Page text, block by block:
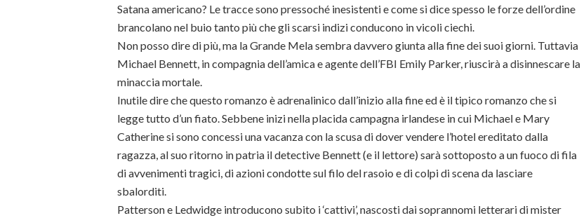
Satana americano? Le tracce sono pressoché inesistenti e come si dice spesso le forze dell’ordine
brancolano nel buio tanto più che gli scarsi indizi conducono in vicoli ciechi.
Non posso dire di più, ma la Grande Mela sembra davvero giunta alla fine dei suoi giorni. Tuttavia
Michael Bennett, in compagnia dell’amica e agente dell’FBI Emily Parker, riuscirà a disinnescare la
minaccia mortale.
Inutile dire che questo romanzo è adrenalinico dall’inizio alla fine ed è il tipico romanzo che si
legge tutto d’un fiato. Sebbene inizi nella placida campagna irlandese in cui Michael e Mary
Catherine si sono concessi una vacanza con la scusa di dover vendere l’hotel ereditato dalla
ragazza, al suo ritorno in patria il detective Bennett (e il lettore) sarà sottoposto a un fuoco di fila
di avvenimenti tragici, di azioni condotte sul filo del rasoio e di colpi di scena da lasciare
sbalorditi.
Patterson e Ledwidge introducono subito i ‘cattivi’, nascosti dai soprannomi letterari di mister